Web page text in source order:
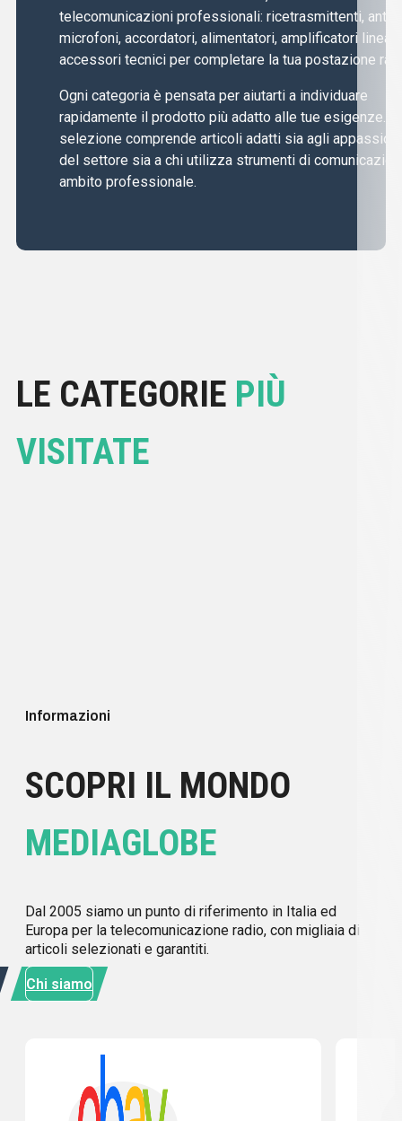
telecomunicazioni professionali: ricetrasmittenti,
microfoni, accordatori, alimentatori, amplificatori
accessori tecnici per completare la tua postazione
Ogni categoria è pensata per aiutarti a individuare
rapidamente il prodotto più adatto alle tue esigenze.
selezione comprende articoli adatti sia agli
del settore sia a chi utilizza strumenti di
ambito professionale.
LE CATEGORIE PIÙ
VISITATE
Informazioni
SCOPRI IL MONDO
MEDIAGLOBE
Dal 2005 siamo un punto di riferimento in Italia ed
Europa per la telecomunicazione radio, con migliaia di
articoli selezionati e garantiti.
Chi siamo